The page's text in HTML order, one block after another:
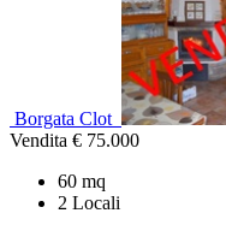
Borgata Clot
Vendita € 75.000
60 mq
2 Locali